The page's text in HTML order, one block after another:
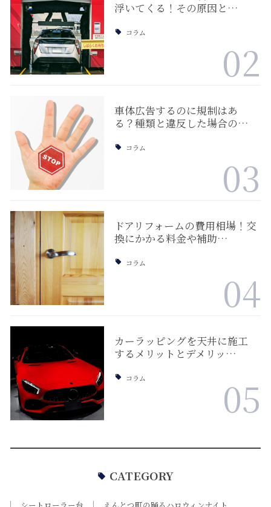
浮いてくる！その原因と…
コラム
02
車体広告するのに規制はあ
る？種類と違反した場合の…
コラム
03
ドアリフォームの費用相場！交
換にかかる料金や補助…
コラム
04
カーラッピングを天井に施工
するメリットとデメリッ…
コラム 05
CATEGORY
シートローラー台 えんとつ町の踊るハロウィンナイト